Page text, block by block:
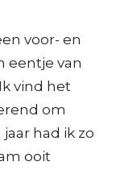
voor- en
eentje van
vind het
om
had ik zo
ooit